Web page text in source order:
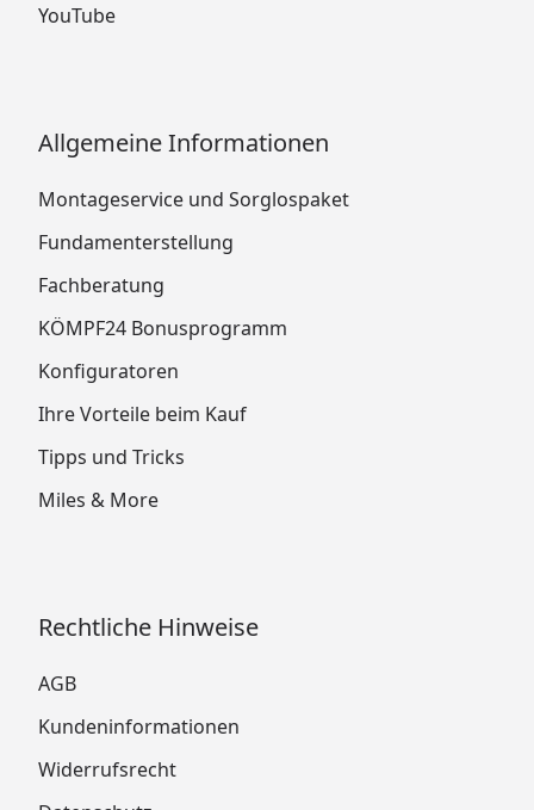
YouTube
Allgemeine Informationen
Montageservice und Sorglospaket
Fundamenterstellung
Fachberatung
KÖMPF24 Bonusprogramm
Konfiguratoren
Ihre Vorteile beim Kauf
Tipps und Tricks
Miles & More
Rechtliche Hinweise
AGB
Kundeninformationen
Widerrufsrecht